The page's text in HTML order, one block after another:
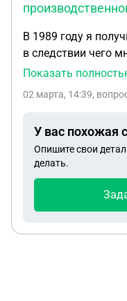
В 1989 году я
в следствии чего
инвалидности на
получал пенсию от
Показать
02 марта, 14:39,
У вас похожая
Опишите свои
делать.